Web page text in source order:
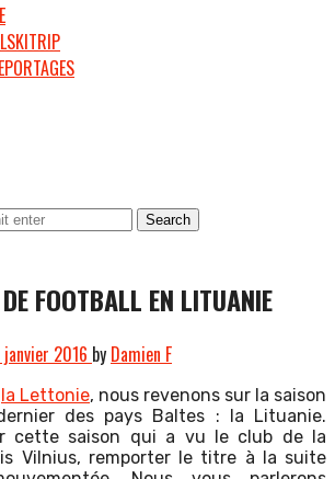
FOOTBALL EN LITUANIE
2016 by Damien F
la Lettonie, nous revenons sur la saison
des pays Baltes : la Lituanie.
cette saison qui a vu le club de la
Vilnius, remporter le titre à la suite